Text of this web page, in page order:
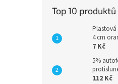
Top 10 produktů
Plastová
4 cm
7 Kč
5%
112 Kč